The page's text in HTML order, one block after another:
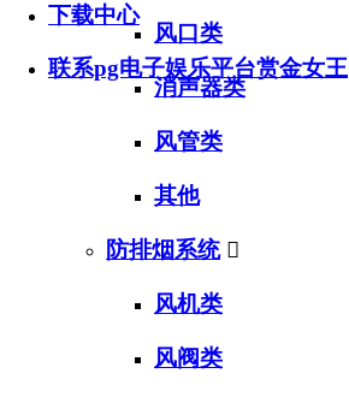
下载中心
联系pg电子娱乐平台赏金女王
风口类
消声器类
风管类
其他
防排烟系统 
风机类
风阀类